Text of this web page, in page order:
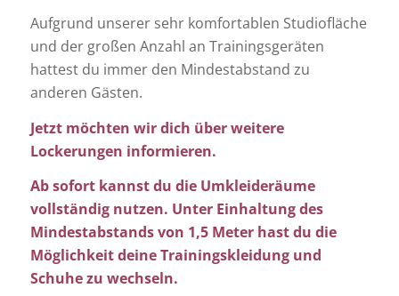
Aufgrund unserer sehr komfortablen Studiofläche
und der großen Anzahl an Trainingsgeräten
hattest du immer den Mindestabstand zu
anderen Gästen.
Jetzt möchten wir dich über weitere
Lockerungen informieren.
Ab sofort kannst du die Umkleideräume
vollständig nutzen. Unter Einhaltung des
Mindestabstands von 1,5 Meter hast du die
Möglichkeit deine Trainingskleidung und
Schuhe zu wechseln.